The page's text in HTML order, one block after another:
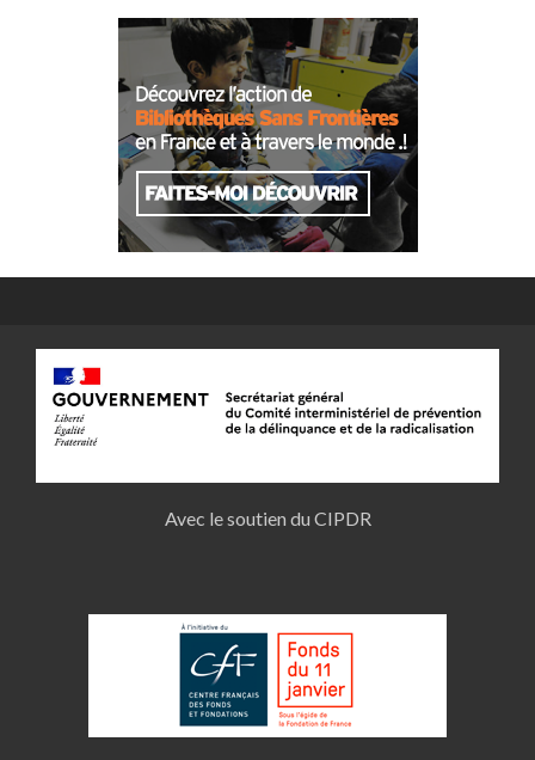
Avec le soutien du CIPDR